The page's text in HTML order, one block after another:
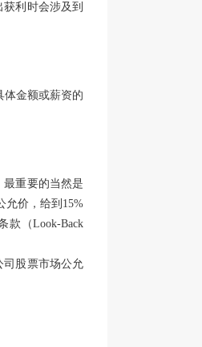
利时会涉及到
体金额或薪资的
重要的当然是
允价，给到15%
款（Look-Back
司股票市场公允